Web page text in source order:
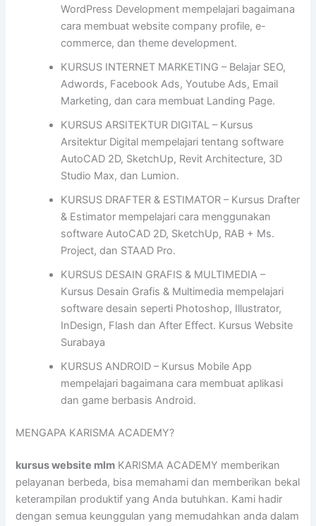
WordPress Development mempelajari bagaimana
cara membuat website company profile, e-
commerce, dan theme development.
KURSUS INTERNET MARKETING – Belajar SEO,
Adwords, Facebook Ads, Youtube Ads, Email
Marketing, dan cara membuat Landing Page.
KURSUS ARSITEKTUR DIGITAL – Kursus
Arsitektur Digital mempelajari tentang software
AutoCAD 2D, SketchUp, Revit Architecture, 3D
Studio Max, dan Lumion.
KURSUS DRAFTER & ESTIMATOR – Kursus Drafter
& Estimator mempelajari cara menggunakan
software AutoCAD 2D, SketchUp, RAB + Ms.
Project, dan STAAD Pro.
KURSUS DESAIN GRAFIS & MULTIMEDIA –
Kursus Desain Grafis & Multimedia mempelajari
software desain seperti Photoshop, Illustrator,
InDesign, Flash dan After Effect. Kursus Website
Surabaya
KURSUS ANDROID – Kursus Mobile App
mempelajari bagaimana cara membuat aplikasi
dan game berbasis Android.
MENGAPA KARISMA ACADEMY?
kursus website mlm KARISMA ACADEMY memberikan
pelayanan berbeda, bisa memahami dan memberikan bekal
keterampilan produktif yang Anda butuhkan. Kami hadir
dengan semua keunggulan yang memudahkan anda dalam